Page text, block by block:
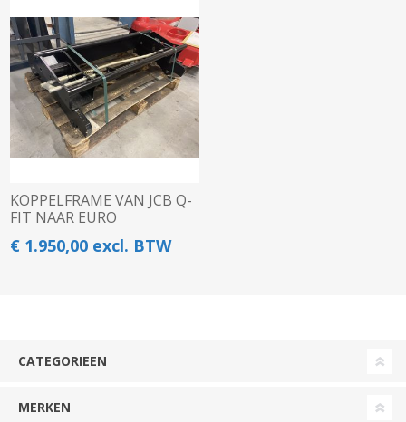
KOPPELFRAME VAN JCB Q-
FIT NAAR EURO
€ 1.950,00 excl. BTW
CATEGORIEEN
MERKEN